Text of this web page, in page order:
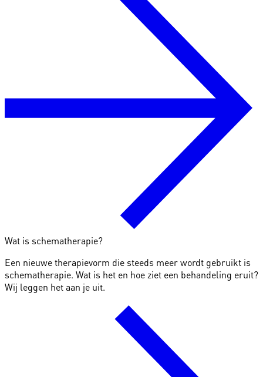
Wat is schematherapie?
Een nieuwe therapievorm die steeds meer wordt gebruikt is
schematherapie. Wat is het en hoe ziet een behandeling eruit?
Wij leggen het aan je uit.